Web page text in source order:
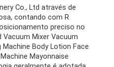
Co., Ltd através de
contando com R
preciso no
Vacuum Mixer Vacuum
Body Lotion Face
Mayonnaise